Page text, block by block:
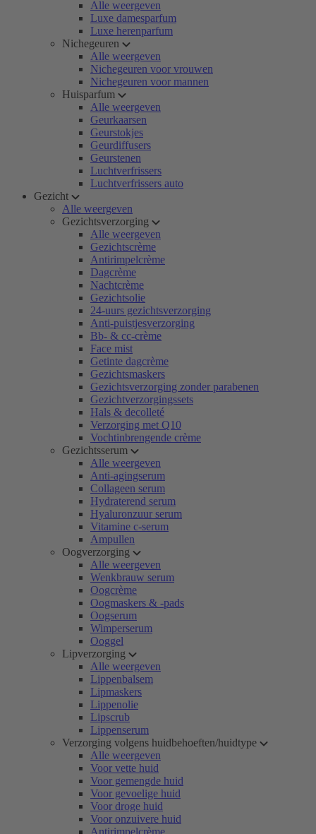
Alle weergeven
Luxe damesparfum
Luxe herenparfum
Nichegeuren
Alle weergeven
Nichegeuren voor vrouwen
Nichegeuren voor mannen
Huisparfum
Alle weergeven
Geurkaarsen
Geurstokjes
Geurdiffusers
Geurstenen
Luchtverfrissers
Luchtverfrissers auto
Gezicht
Alle weergeven
Gezichtsverzorging
Alle weergeven
Gezichtscrème
Antirimpelcrème
Dagcrème
Nachtcrème
Gezichtsolie
24-uurs gezichtsverzorging
Anti-puistjesverzorging
Bb- & cc-crème
Face mist
Getinte dagcrème
Gezichtsmaskers
Gezichtsverzorging zonder parabenen
Gezichtverzorgingssets
Hals & decolleté
Verzorging met Q10
Vochtinbrengende crème
Gezichtsserum
Alle weergeven
Anti-agingserum
Collageen serum
Hydraterend serum
Hyaluronzuur serum
Vitamine c-serum
Ampullen
Oogverzorging
Alle weergeven
Wenkbrauw serum
Oogcrème
Oogmaskers & -pads
Oogserum
Wimperserum
Ooggel
Lipverzorging
Alle weergeven
Lippenbalsem
Lipmaskers
Lippenolie
Lipscrub
Lippenserum
Verzorging volgens huidbehoeften/huidtype
Alle weergeven
Voor vette huid
Voor gemengde huid
Voor gevoelige huid
Voor droge huid
Voor onzuivere huid
Antirimpelcrème